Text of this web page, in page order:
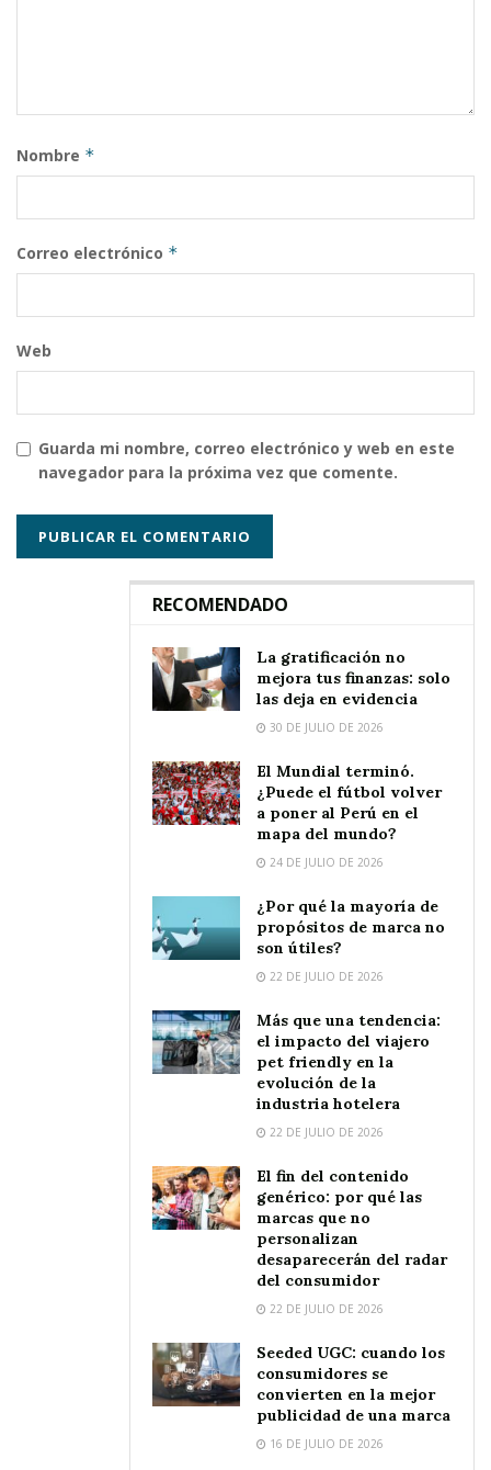
Nombre *
Correo electrónico *
Web
Guarda mi nombre, correo electrónico y web en este
navegador para la próxima vez que comente.
RECOMENDADO
La gratificación no
mejora tus finanzas: solo
las deja en evidencia
30 DE JULIO DE 2026
El Mundial terminó.
¿Puede el fútbol volver
a poner al Perú en el
mapa del mundo?
24 DE JULIO DE 2026
¿Por qué la mayoría de
propósitos de marca no
son útiles?
22 DE JULIO DE 2026
Más que una tendencia:
el impacto del viajero
pet friendly en la
evolución de la
industria hotelera
22 DE JULIO DE 2026
El fin del contenido
genérico: por qué las
marcas que no
personalizan
desaparecerán del radar
del consumidor
22 DE JULIO DE 2026
Seeded UGC: cuando los
consumidores se
convierten en la mejor
publicidad de una marca
16 DE JULIO DE 2026